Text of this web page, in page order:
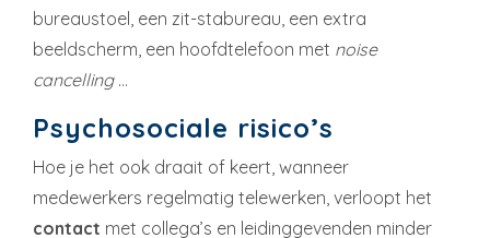
bureaustoel, een zit-stabureau, een extra
beeldscherm, een hoofdtelefoon met noise
cancelling…
Psychosociale risico’s
Hoe je het ook draait of keert, wanneer
medewerkers regelmatig telewerken, verloopt het
contact met collega’s en leidinggevenden minder